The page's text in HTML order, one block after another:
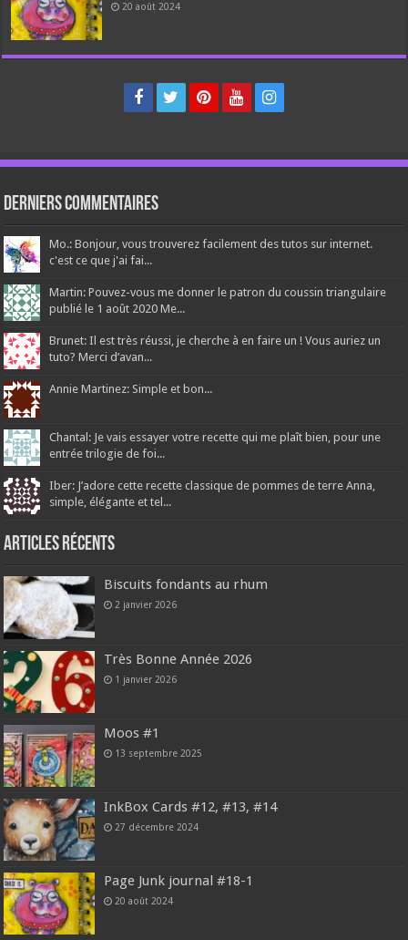
20 août 2024
Derniers Commentaires
Mo.: Bonjour, vous trouverez facilement des tutos sur internet.
c'est ce que j'ai fai...
Martin: Pouvez-vous me donner le patron du coussin triangulaire
publié le 1 août 2020 Me...
Brunet: Il est très réussi, je cherche à en faire un ! Vous auriez un
tuto? Merci d’avan...
Annie Martinez: Simple et bon...
Chantal: Je vais essayer votre recette qui me plaît bien, pour une
entrée trilogie de foi...
Iber: J’adore cette recette classique de pommes de terre Anna,
simple, élégante et tel...
Articles récents
Biscuits fondants au rhum
2 janvier 2026
Très Bonne Année 2026
1 janvier 2026
Moos #1
13 septembre 2025
InkBox Cards #12, #13, #14
27 décembre 2024
Page Junk journal #18-1
20 août 2024